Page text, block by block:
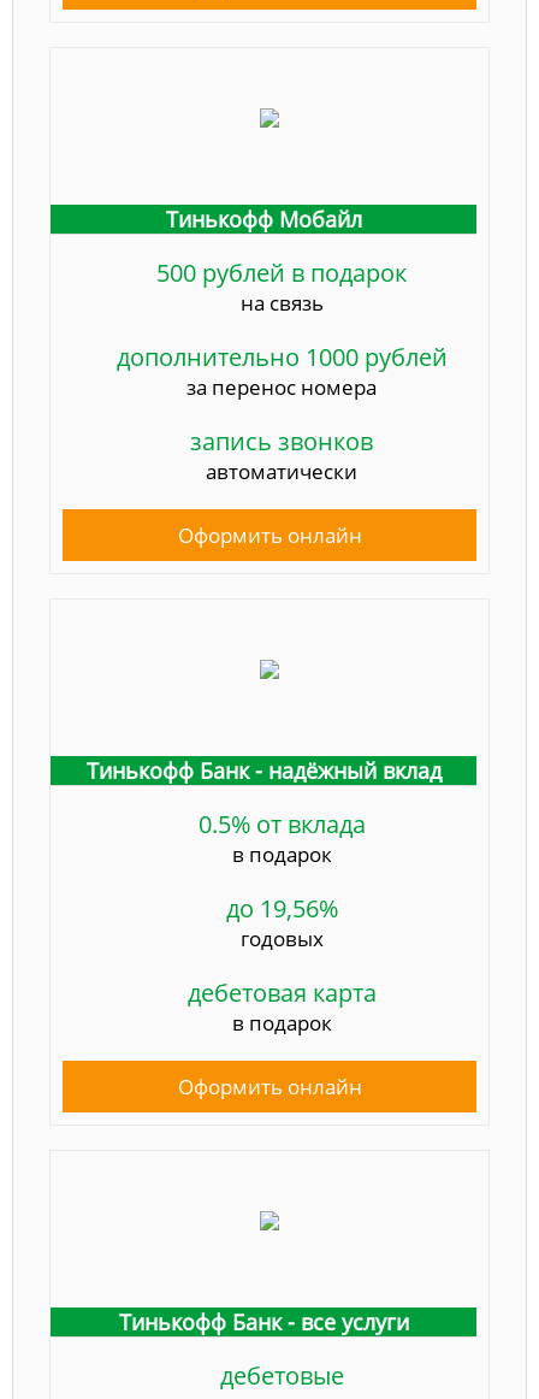
Тинькофф Мобайл
500 рублей в подарок
на связь
дополнительно 1000 рублей
за перенос номера
запись звонков
автоматически
Оформить онлайн
Тинькофф Банк - надёжный вклад
0.5% от вклада
в подарок
до 19,56%
годовых
дебетовая карта
в подарок
Оформить онлайн
Тинькофф Банк - все услуги
дебетовые